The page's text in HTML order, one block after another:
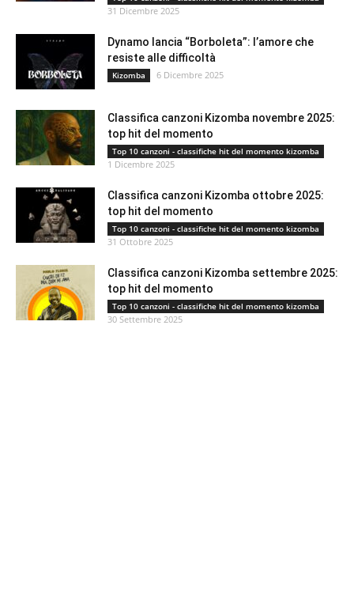
31 Dicembre 2025
Dynamo lancia “Borboleta”: l’amore che
resiste alle difficoltà
Kizomba 6 Dicembre 2025
Classifica canzoni Kizomba novembre 2025:
top hit del momento
Top 10 canzoni - classifiche hit del momento kizomba
1 Dicembre 2025
Classifica canzoni Kizomba ottobre 2025:
top hit del momento
Top 10 canzoni - classifiche hit del momento kizomba
31 Ottobre 2025
Classifica canzoni Kizomba settembre 2025:
top hit del momento
Top 10 canzoni - classifiche hit del momento kizomba
30 Settembre 2025